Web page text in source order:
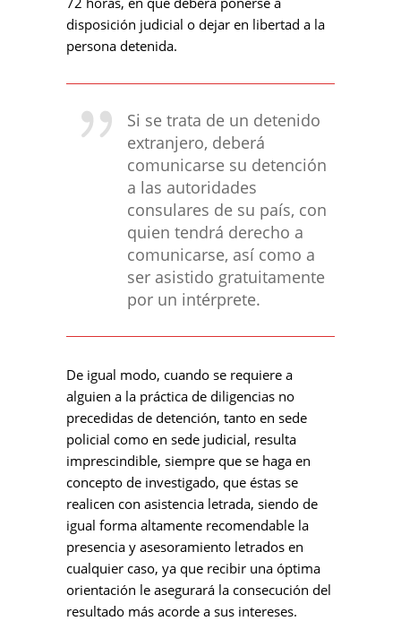
disposición judicial o dejar en libertad a la
persona detenida.
Si se trata de un detenido
extranjero, deberá
comunicarse su detención
a las autoridades
consulares de su país, con
quien tendrá derecho a
comunicarse, así como a
ser asistido gratuitamente
por un intérprete.
De igual modo, cuando se requiere a
alguien a la práctica de diligencias no
precedidas de detención, tanto en sede
policial como en sede judicial, resulta
imprescindible, siempre que se haga en
concepto de investigado, que éstas se
realicen con asistencia letrada, siendo de
igual forma altamente recomendable la
presencia y asesoramiento letrados en
cualquier caso, ya que recibir una óptima
orientación le asegurará la consecución del
resultado más acorde a sus intereses.